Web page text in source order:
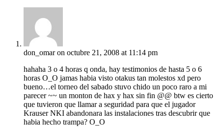
don_omar on octubre 21, 2008 at 11:14 pm
hahaha 3 o 4 horas q onda, hay testimonios de hasta 5 o 6
horas O_O jamas habia visto otakus tan molestos xd pero
bueno…el torneo del sabado stuvo chido un poco raro a mi
parecer ~~ un monton de hax y hax sin fin @@ btw es cierto
que tuvieron que llamar a seguridad para que el jugador
Krauser NKI abandonara las instalaciones tras descubrir que
habia hecho trampa? O_O